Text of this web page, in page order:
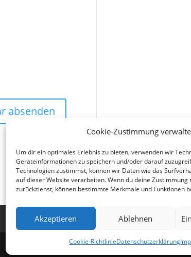
Cookie-Zustimmung
Um dir ein optimales Erlebnis zu bieten, verwenden wir
Geräteinformationen zu speichern und/oder darauf
Technologien zustimmst, können wir Daten wie das
auf dieser Website verarbeiten. Wenn du deine
zurückziehst, können bestimmte Merkmale und Funktionen
Akzeptieren Ablehnen
Cookie-RichtlinieDatenschutzerklärung